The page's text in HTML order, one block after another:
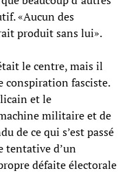
«Aucun des
produit sans lui».
le centre, mais il
conspiration fasciste.
et le
militaire et de
de ce qui s’est passé
tentative d’un
défaite électorale